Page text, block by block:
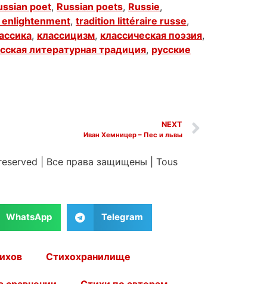
poet, Russian poets, Russie,
, tradition littéraire russe,
, классицизм, классическая поэзия,
литературная традиция, русские
NEXT
Иван Хемницер – Пес и львы
Все права защищены
Tous
WhatsApp Telegram
Стихохранилище